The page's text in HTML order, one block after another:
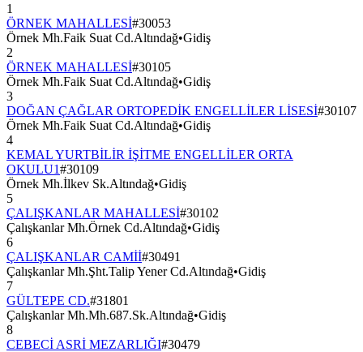
1
ÖRNEK MAHALLESİ#30053
Örnek Mh.Faik Suat Cd.Altındağ•Gidiş
2
ÖRNEK MAHALLESİ#30105
Örnek Mh.Faik Suat Cd.Altındağ•Gidiş
3
DOĞAN ÇAĞLAR ORTOPEDİK ENGELLİLER LİSESİ#30107
Örnek Mh.Faik Suat Cd.Altındağ•Gidiş
4
KEMAL YURTBİLİR İŞİTME ENGELLİLER ORTA
OKULU1#30109
Örnek Mh.İlkev Sk.Altındağ•Gidiş
5
ÇALIŞKANLAR MAHALLESİ#30102
Çalışkanlar Mh.Örnek Cd.Altındağ•Gidiş
6
ÇALIŞKANLAR CAMİİ#30491
Çalışkanlar Mh.Şht.Talip Yener Cd.Altındağ•Gidiş
7
GÜLTEPE CD.#31801
Çalışkanlar Mh.Mh.687.Sk.Altındağ•Gidiş
8
CEBECİ ASRİ MEZARLIĞI#30479